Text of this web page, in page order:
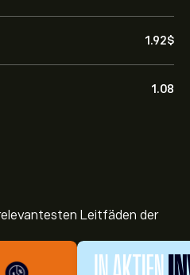
1.92‎$‎
1.08
Leitfäden der